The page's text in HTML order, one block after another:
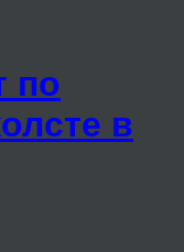
по
в